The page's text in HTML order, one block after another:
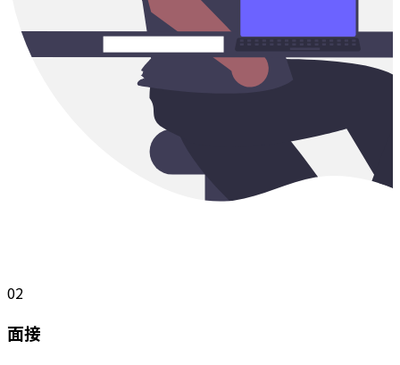
02
面接